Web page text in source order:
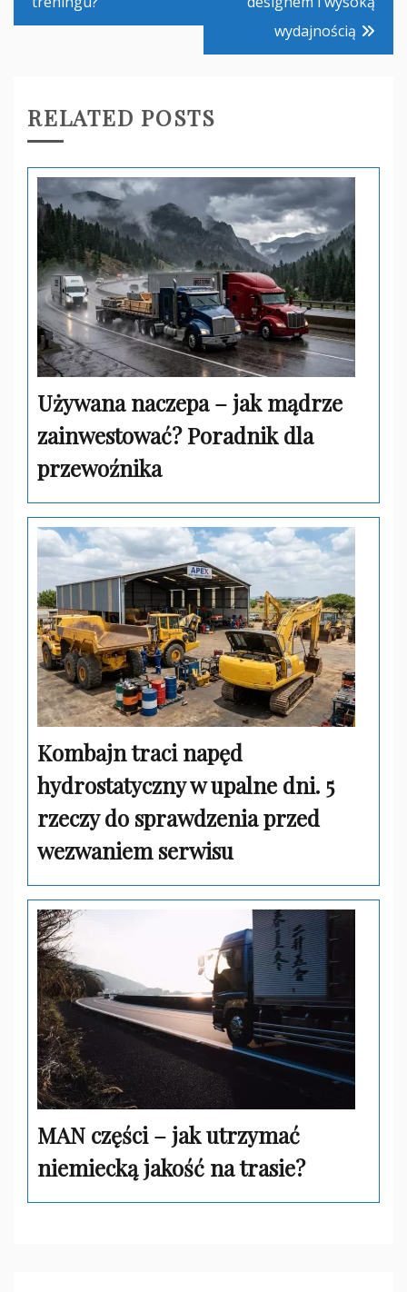
wydajnością
RELATED POSTS
Używana naczepa – jak mądrze
zainwestować? Poradnik dla
przewoźnika
Kombajn traci napęd
hydrostatyczny w upalne dni. 5
rzeczy do sprawdzenia przed
wezwaniem serwisu
MAN części – jak utrzymać
niemiecką jakość na trasie?